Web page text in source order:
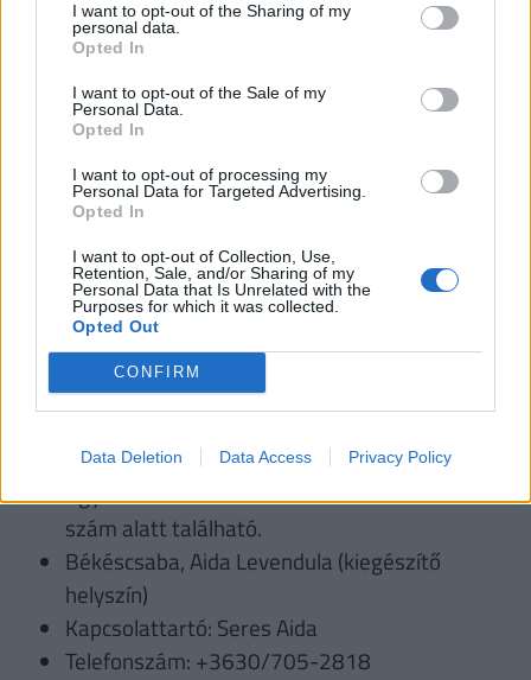
I want to opt-out of the Sharing of my
personal data.
Opted In
I want to opt-out of the Sale of my
Personal Data.
Opted In
I want to opt-out of processing my
Personal Data for Targeted Advertising.
Opted In
I want to opt-out of Collection, Use,
Retention, Sale, and/or Sharing of my
Personal Data that Is Unrelated with the
Purposes for which it was collected.
Opted Out
CONFIRM
Data Deletion Data Access Privacy Policy
Kapcsolattartó: Kurucsó Hajnalka és Kurucsó
Péter
Telefonszám: +3630/924-1467, +3630/519-
3646
Szedhető gyümölcs: eper
Egyéb információk: A kert Köröstarcsa
külterületén, a Zöldfa utca 1. szám alatt
található.
Murony, Eprészet
Telefonszám: +3670/249-4344
Szedhető gyümölcs: eper
Egyéb információk: A kert a Duna utca 18.
szám alatt található.
Békéscsaba, Aida Levendula (kiegészítő
helyszín)
Kapcsolattartó: Seres Aida
Telefonszám: +3630/705-2818